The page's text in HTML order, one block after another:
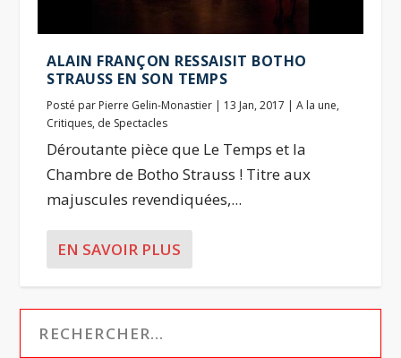
ALAIN FRANÇON RESSAISIT BOTHO
STRAUSS EN SON TEMPS
Posté par Pierre Gelin-Monastier 13 Jan, 2017 |A la une,
Critiques, de Spectacles
Déroutante pièce que Le Temps et la
Chambre de Botho Strauss ! Titre aux
majuscules revendiquées,...
EN SAVOIR PLUS